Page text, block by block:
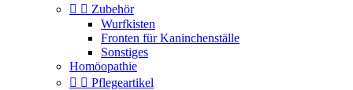
  Zubehör
Wurfkisten
Fronten für Kaninchenställe
Sonstiges
Homöopathie
  Pflegeartikel